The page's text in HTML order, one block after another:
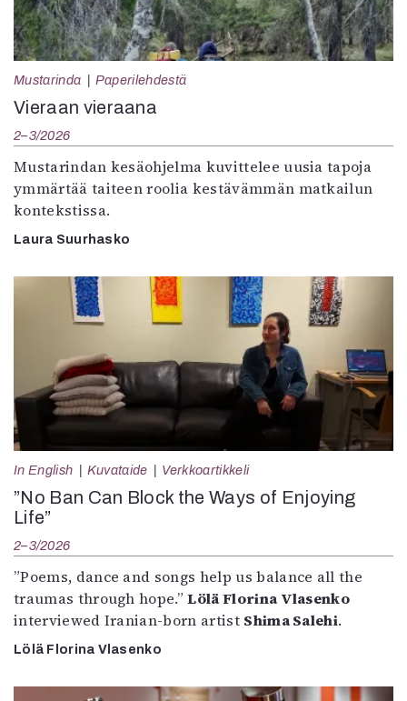
Mustarinda Paperilehdestä
Vieraan vieraana
2–3/2026
Mustarindan kesäohjelma kuvittelee uusia tapoja
ymmärtää taiteen roolia kestävämmän matkailun
kontekstissa.
Laura Suurhasko
In English Kuvataide Verkkoartikkeli
”No Ban Can Block the Ways of Enjoying
Life”
2–3/2026
”Poems, dance and songs help us balance all the
traumas through hope.”Lölä Florina Vlasenko
interviewed Iranian-born artist Shima Salehi.
Lölä Florina Vlasenko